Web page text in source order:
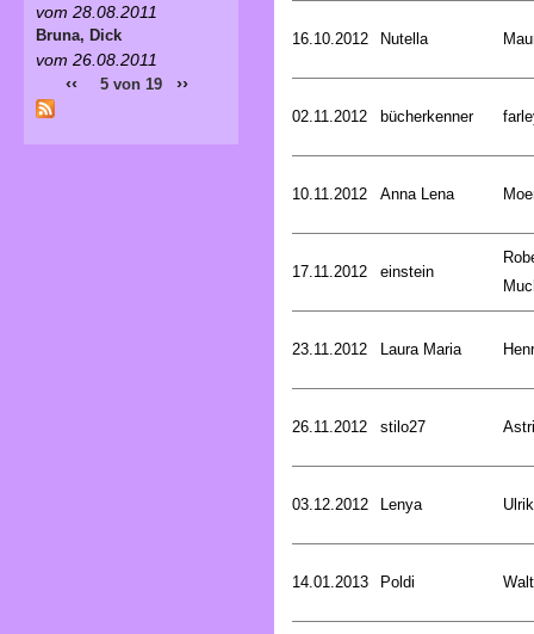
16.10.2012 Nutella
02.11.2012 bücherkenner
10.11.2012 Anna Lena
17.11.2012 einstein
23.11.2012 Laura Maria
26.11.2012 stilo27
03.12.2012 Lenya
14.01.2013 Poldi
vom 28.08.2011
Bruna, Dick
vom 26.08.2011
‹‹ 5 von 19 ››